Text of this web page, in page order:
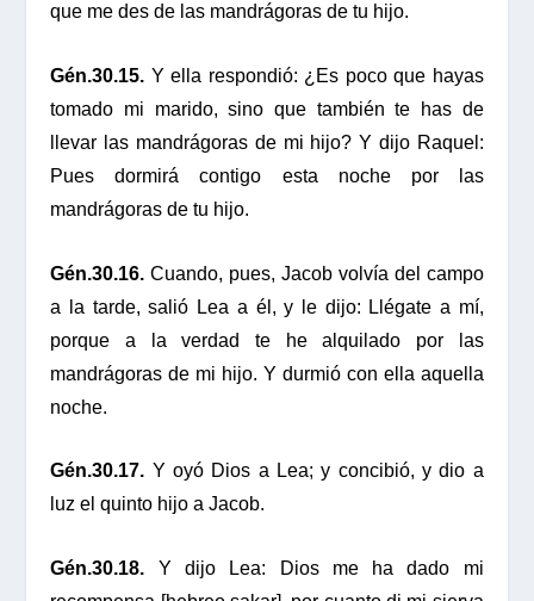
que me des de las mandrágoras de tu hijo.
Gén.30.15. Y ella respondió: ¿Es poco que hayas
tomado mi marido, sino que también te has de
llevar las mandrágoras de mi hijo? Y dijo Raquel:
Pues dormirá contigo esta noche por las
mandrágoras de tu hijo.
Gén.30.16. Cuando, pues, Jacob volvía del campo
a la tarde, salió Lea a él, y le dijo: Llégate a mí,
porque a la verdad te he alquilado por las
mandrágoras de mi hijo. Y durmió con ella aquella
noche.
Gén.30.17. Y oyó Dios a Lea; y concibió, y dio a
luz el quinto hijo a Jacob.
Gén.30.18. Y dijo Lea: Dios me ha dado mi